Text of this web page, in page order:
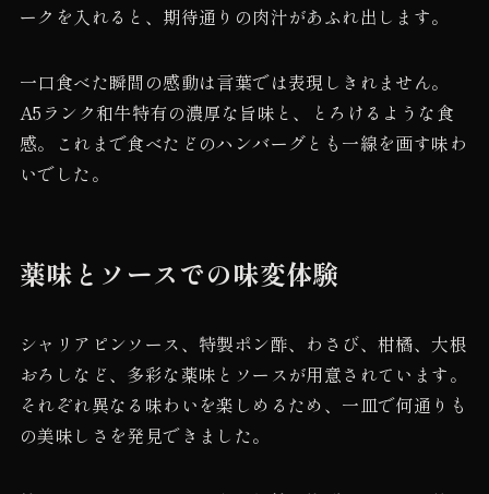
ークを入れると、期待通りの肉汁があふれ出します。
一口食べた瞬間の感動は言葉では表現しきれません。
A5ランク和牛特有の濃厚な旨味と、とろけるような食
感。これまで食べたどのハンバーグとも一線を画す味わ
いでした。
薬味とソースでの味変体験
シャリアピンソース、特製ポン酢、わさび、柑橘、大根
おろしなど、多彩な薬味とソースが用意されています。
それぞれ異なる味わいを楽しめるため、一皿で何通りも
の美味しさを発見できました。